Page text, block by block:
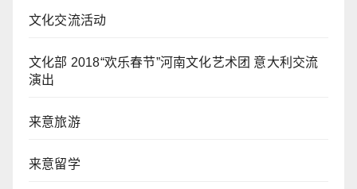
文化交流活动
文化部 2018“欢乐春节”河南文化艺术团 意大利交流
演出
来意旅游
来意留学